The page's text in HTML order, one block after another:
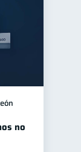
no